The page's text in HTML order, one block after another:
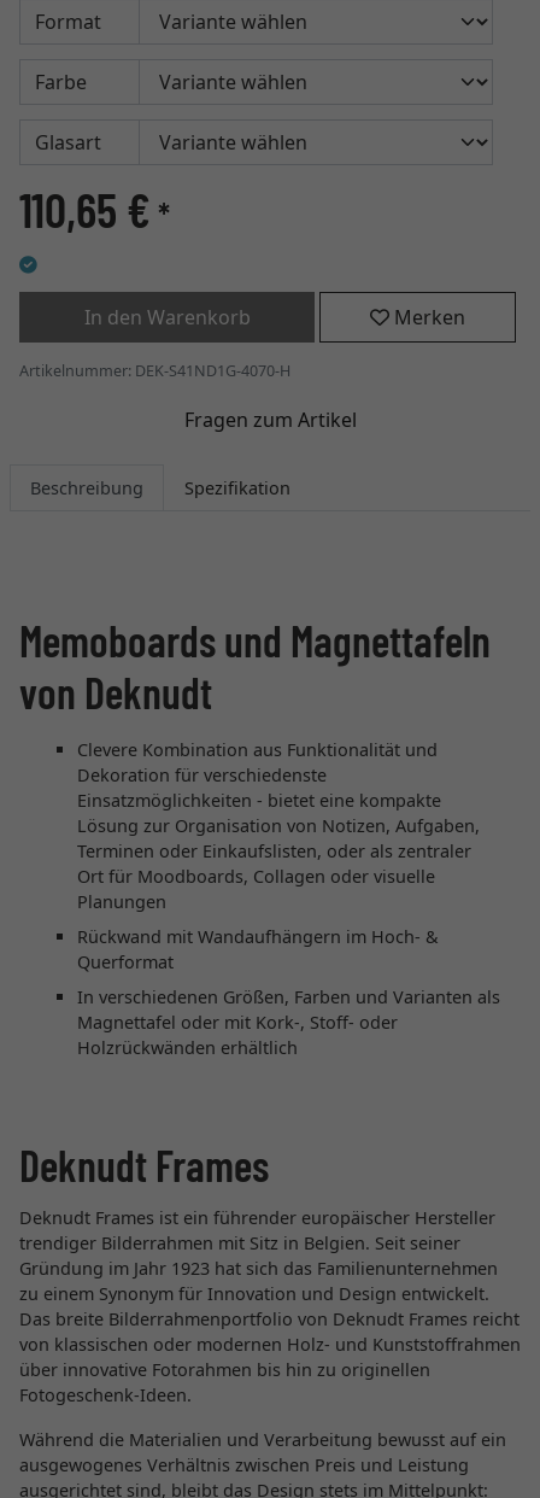
Format
Farbe
Glasart
110,65 € *
In den Warenkorb Merken
Artikelnummer: DEK-S41ND1G-4070-H
Fragen zum Artikel
Beschreibung Spezifikation
Memoboards und Magnettafeln
von Deknudt
Clevere Kombination aus Funktionalität und
Dekoration für verschiedenste
Einsatzmöglichkeiten - bietet eine kompakte
Lösung zur Organisation von Notizen, Aufgaben,
Terminen oder Einkaufslisten, oder als zentraler
Ort für Moodboards, Collagen oder visuelle
Planungen
Rückwand mit Wandaufhängern im Hoch- &
Querformat
In verschiedenen Größen, Farben und Varianten als
Magnettafel oder mit Kork-, Stoff- oder
Holzrückwänden erhältlich
Deknudt Frames
Deknudt Frames ist ein führender europäischer Hersteller
trendiger Bilderrahmen mit Sitz in Belgien. Seit seiner
Gründung im Jahr 1923 hat sich das Familienunternehmen
zu einem Synonym für Innovation und Design entwickelt.
Das breite Bilderrahmenportfolio von Deknudt Frames reicht
von klassischen oder modernen Holz- und Kunststoffrahmen
über innovative Fotorahmen bis hin zu originellen
Fotogeschenk-Ideen.
Während die Materialien und Verarbeitung bewusst auf ein
ausgewogenes Verhältnis zwischen Preis und Leistung
ausgerichtet sind, bleibt das Design stets im Mittelpunkt: